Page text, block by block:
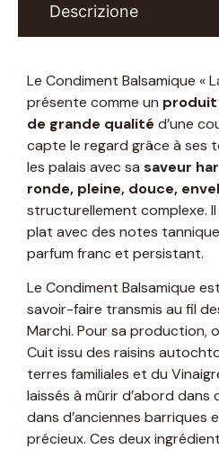
Descrizione
Le Condiment Balsamique «
présente comme un
de grande qualité d’une
capte le regard grâce à ses
les palais avec sa saveur
ronde, pleine, douce,
structurellement complexe.
plat avec des notes
parfum franc et persistant.
Le Condiment Balsamique
savoir-faire transmis au fil
Marchi. Pour sa production,
Cuit issu des raisins
terres familiales et du
laissés à mûrir d’abord dans
dans d’anciennes barriques
précieux. Ces deux